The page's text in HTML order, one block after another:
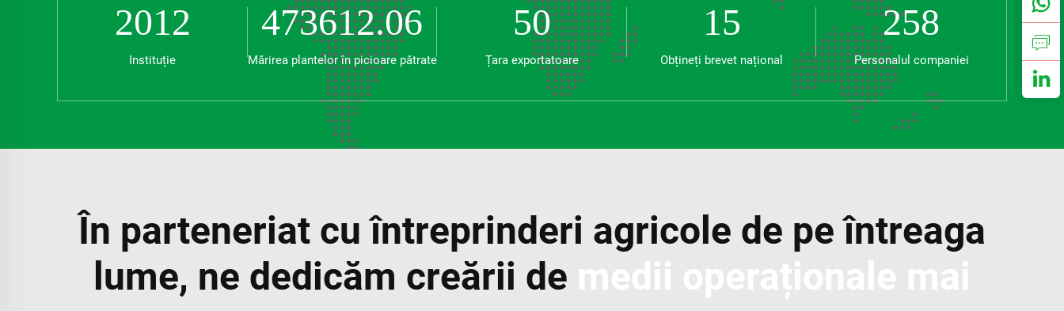
2012
Instituție
473612.06
Mărirea plantelor în picioare pătrate
50
Țara exportatoare
15
Obțineți brevet național
258
Personalul companiei
În parteneriat cu întreprinderi agricole de pe întreaga
lume, ne dedicăm creării de